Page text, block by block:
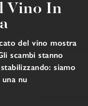
Vino In
del vino mostra
scambi stanno
siamo
nu